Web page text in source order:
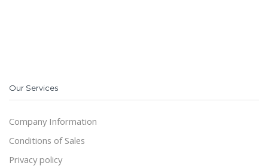
Our Services
Company Information
Conditions of Sales
Privacy policy